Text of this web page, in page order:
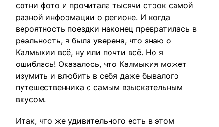
сотни фото и прочитала тысячи строк самой
разной информации о регионе. И когда
вероятность поездки наконец превратилась в
реальность, я была уверена, что знаю о
Калмыкии всё, ну или почти всё. Но я
ошиблась! Оказалось, что Калмыкия может
изумить и влюбить в себя даже бывалого
путешественника с самым взыскательным
вкусом.
Итак, что же удивительного есть в этом